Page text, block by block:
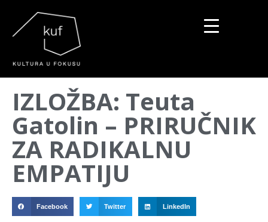
IZLOŽBA: Teuta
Gatolin – PRIRUČNIK
ZA RADIKALNU
EMPATIJU
Facebook Twitter LinkedIn
▼
▼